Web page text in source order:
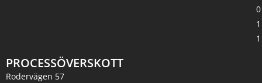
PROCESSÖVERSKOTT
Rodervägen 57
0
1
1